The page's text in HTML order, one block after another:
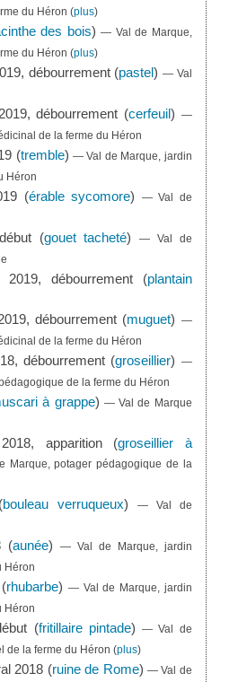
du Héron (plus)
des bois)— Val de Marque,
du Héron (plus)
débourrement (pastel)— Val
débourrement (cerfeuil) —
de la ferme du Héron
(tremble) — Val de Marque, jardin
Héron
(érable sycomore)
— Val de
(gouet tacheté)— Val de
débourrement (plantain
débourrement (muguet) —
de la ferme du Héron
débourrement (groseillier) —
de la ferme du Héron
à grappe) — Val de Marque
apparition (groseillier à
Marque, potager pédagogique de la
bouleau verruqueux)
— Val de
(aunée)
— Val de Marque, jardin
Héron
rhubarbe) — Val de Marque, jardin
Héron
(fritillaire pintade)— Val de
de la ferme du Héron (plus)
2018 (ruine de Rome) — Val de